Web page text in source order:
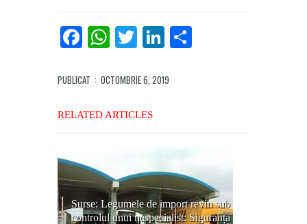
Facebook
WhatsApp
TwitterLinkedIn
PUBLICAT : OCTOMBRIE 6, 2019
RELATED ARTICLES
Surse: Legumele de import revin sub
controlul unui nespecialist: Siguranța